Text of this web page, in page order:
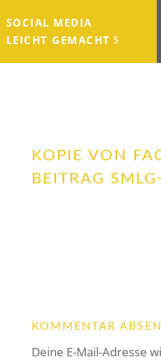
SOCIAL MEDIA
LEICHT GEMACHT
KOPIE VON
BEITRAG
KOMMENTAR
Deine E-Mail-Adresse